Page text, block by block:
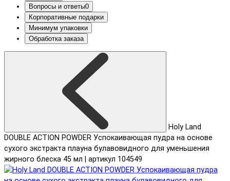
Вопросы и ответы0
Корпоративные подарки
Минимум упаковки
Обработка заказа
Holy Land
DOUBLE ACTION POWDER Успокаивающая пудра на основе
сухого экстракта плауна булавовидного для уменьшения
жирного блеска 45 мл | артикул 104549